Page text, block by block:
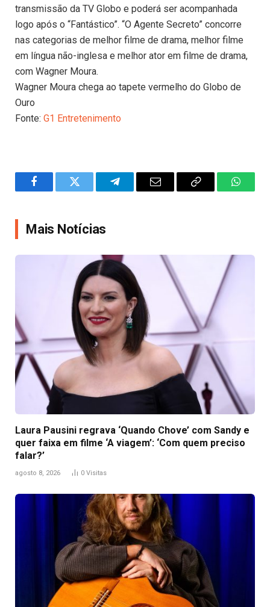
transmissão da TV Globo e poderá ser acompanhada
logo após o “Fantástico”. “O Agente Secreto” concorre
nas categorias de melhor filme de drama, melhor filme
em língua não-inglesa e melhor ator em filme de drama,
com Wagner Moura.
Wagner Moura chega ao tapete vermelho do Globo de
Ouro
Fonte: G1 Entretenimento
FacebookTwitter TelegramEmail
Copy
Mais Notícias
Laura Pausini regrava ‘Quando Chove’ com Sandy e
quer faixa em filme ‘A viagem’: ‘Com quem preciso
falar?’
agosto 8, 2026 0 Visitas